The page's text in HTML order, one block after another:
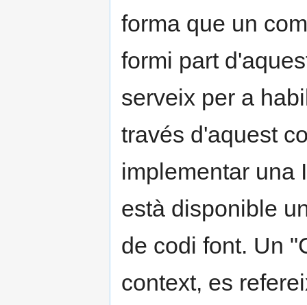
forma que un
formi part
serveix per a
través d'aquest
implementar una
està disponible
de codi font. Un
context, es